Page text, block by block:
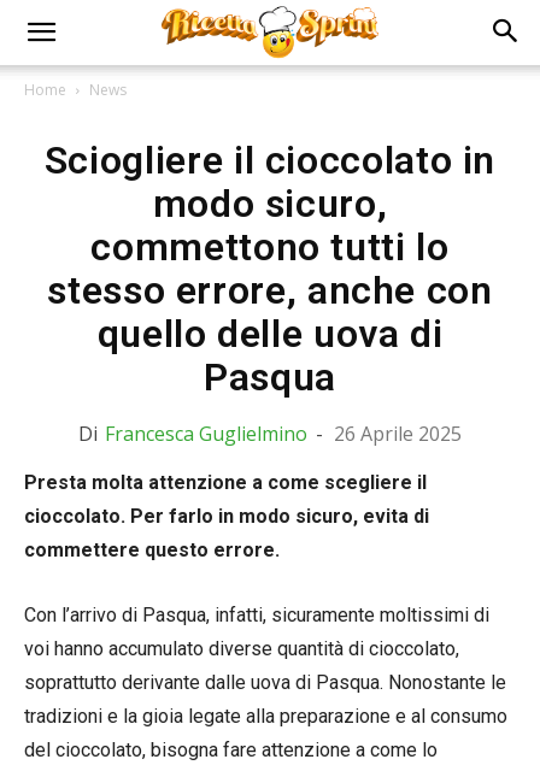
Home News
Sciogliere il cioccolato in
modo sicuro,
commettono tutti lo
stesso errore, anche con
quello delle uova di
Pasqua
Di Francesca Guglielmino - 26 Aprile 2025
Presta molta attenzione a come scegliere il
cioccolato. Per farlo in modo sicuro, evita di
commettere questo errore.
Con l’arrivo di Pasqua, infatti, sicuramente moltissimi di
voi hanno accumulato diverse quantità di cioccolato,
soprattutto derivante dalle uova di Pasqua. Nonostante le
tradizioni e la gioia legate alla preparazione e al consumo
del cioccolato, bisogna fare attenzione a come lo